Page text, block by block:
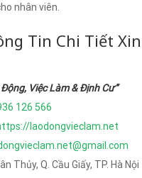
nhân viên.
Tin Chi Tiết
Động, Việc Làm & Định Cư”
126 566
laodongvieclam.net
Thủy, Q. Cầu Giấy, TP. Hà Nội